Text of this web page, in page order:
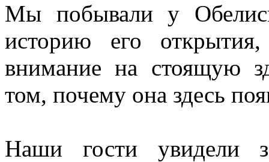
Мы побывали у
историю его
внимание на стоящую
том, почему она здесь
Наши гости увидели